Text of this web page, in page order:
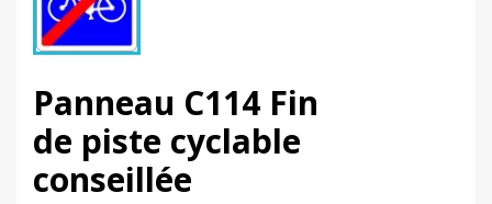
Panneau C114 Fin
de piste cyclable
conseillée